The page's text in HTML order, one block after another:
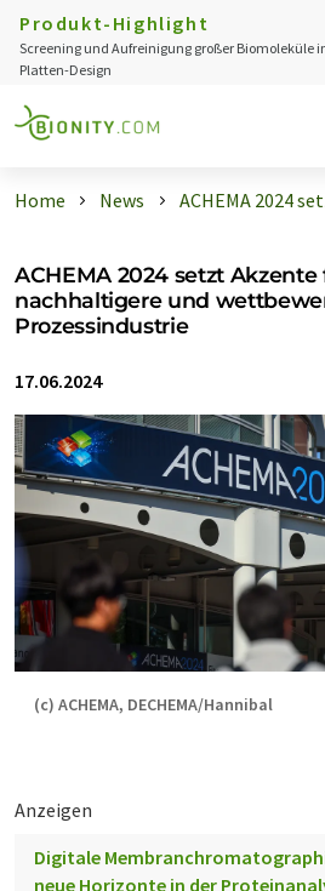
Produkt-Highlight
Screening und Aufreinigung großer Biomoleküle
Platten-Design
Home News ACHEMA 2024
ACHEMA 2024 setzt Akzente
nachhaltigere und
Prozessindustrie
17.06.2024
(c) ACHEMA, DECHEMA/Hannibal
Anzeigen
Digitale
neue Horizonte in der